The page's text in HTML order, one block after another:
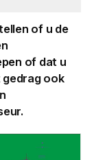
of u de
of dat u
gedrag ook